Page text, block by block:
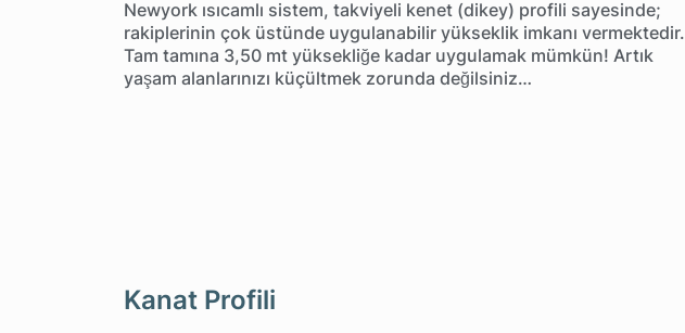
Newyork ısıcamlı sistem, takviyeli kenet (dikey) profili sayesinde;
rakiplerinin çok üstünde uygulanabilir yükseklik imkanı vermektedir.
Tam tamına 3,50 mt yüksekliğe kadar uygulamak mümkün! Artık
yaşam alanlarınızı küçültmek zorunda değilsiniz…
Kanat Profili